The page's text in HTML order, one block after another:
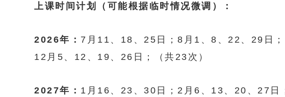
上课时间计划（可能根据临时情况微调）：
2026年： 7月11、18、25日；8月1、8、22、29日
12月5、12、19、26日；（共23次）
2027年： 1月16、23、30日；2月6、13、20、27